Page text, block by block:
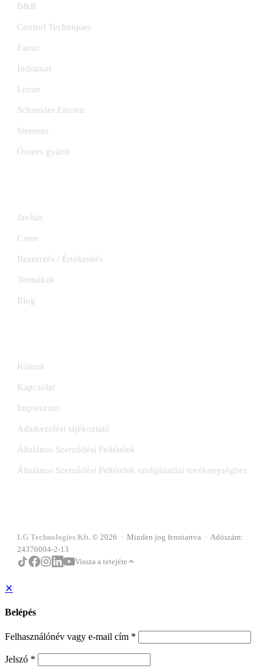
B&R
Control Techniques
Fanuc
Indramat
Lenze
Schneider Electric
Siemens
Összes gyártó
Javítás
Csere
Beszerzés / Értékesítés
Termékek
Blog
Rólunk
Kapcsolat
Impreszum
Adatkezelési tájékoztató
Általános Szerződési Feltételek
Általános Szerződési Feltételek szolgáltatási tevékenységhez
LG Technologies Kft. © 2026 · Minden jog fenntartva · Adószám:
24376004-2-13
Vissza a tetejére
✕
Belépés
Felhasználónév vagy e-mail cím *
Jelszó *